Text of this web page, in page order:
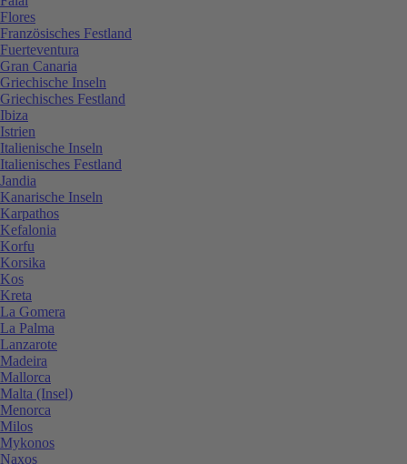
Flores
Französisches Festland
Fuerteventura
Gran Canaria
Griechische Inseln
Griechisches Festland
Ibiza
Istrien
Italienische Inseln
Italienisches Festland
Jandia
Kanarische Inseln
Karpathos
Kefalonia
Korfu
Korsika
Kos
Kreta
La Gomera
La Palma
Lanzarote
Madeira
Mallorca
Malta (Insel)
Menorca
Milos
Mykonos
Naxos